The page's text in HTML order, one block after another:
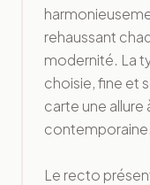
rehaussant
modernité. La
choisie, fine et
carte une allure
contemporaine.
Le recto